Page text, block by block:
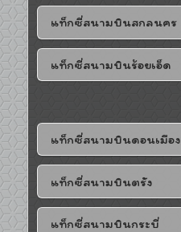
แท็กซี่สนามบินสกลนคร
แท็กซี่สนามบินร้อยเอ็ด
แท็กซี่สนามบินดอนเมือง
แท็กซี่สนามบินตรัง
แท็กซี่สนามบินกระบี่